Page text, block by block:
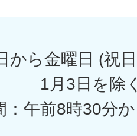
から金曜日 (祝
1月3日を除
：午前8時30分